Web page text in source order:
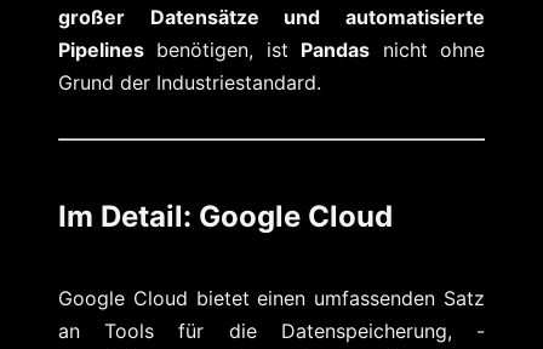
großer Datensätze und automatisierte
Pipelines benötigen, ist Pandas nicht ohne
Grund der Industriestandard.
Im Detail: Google Cloud
Google Cloud bietet einen umfassenden Satz
an Tools für die Datenspeicherung, -